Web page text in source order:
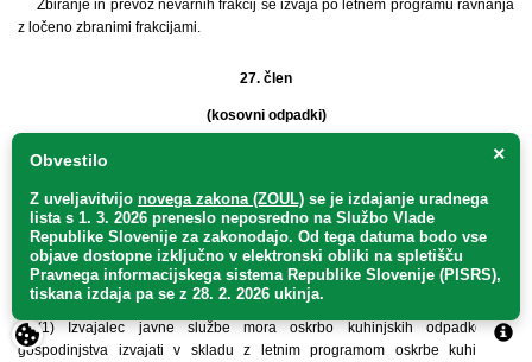
Zbiranje in prevoz nevarnih frakcij se izvaja po letnem programu ravnanja
z ločeno zbranimi frakcijami.
27. člen
(kosovni odpadki)
Zbiranje in prevoz kosovnih odpadkov se izvaja po letnem programu
28. člen
(kuhinjski odpadki)
(1) Izvajalec javne službe mora oskrbo kuhinjskih odpadkov iz
gospodinjstva izvajati v skladu z letnim programom oskrbe kuhinjskih
×
Obvestilo
Z uveljavitvijo novega zakona (ZOUL) se je izdajanje uradnega
lista s 1. 3. 2026 preneslo neposredno na Službo Vlade
Republike Slovenije za zakonodajo. Od tega datuma bodo vse
objave dostopne izključno v elektronski obliki na spletišču
Pravnega informacijskega sistema Republike Slovenije (PISRS),
tiskana izdaja pa se z 28. 2. 2026 ukinja.